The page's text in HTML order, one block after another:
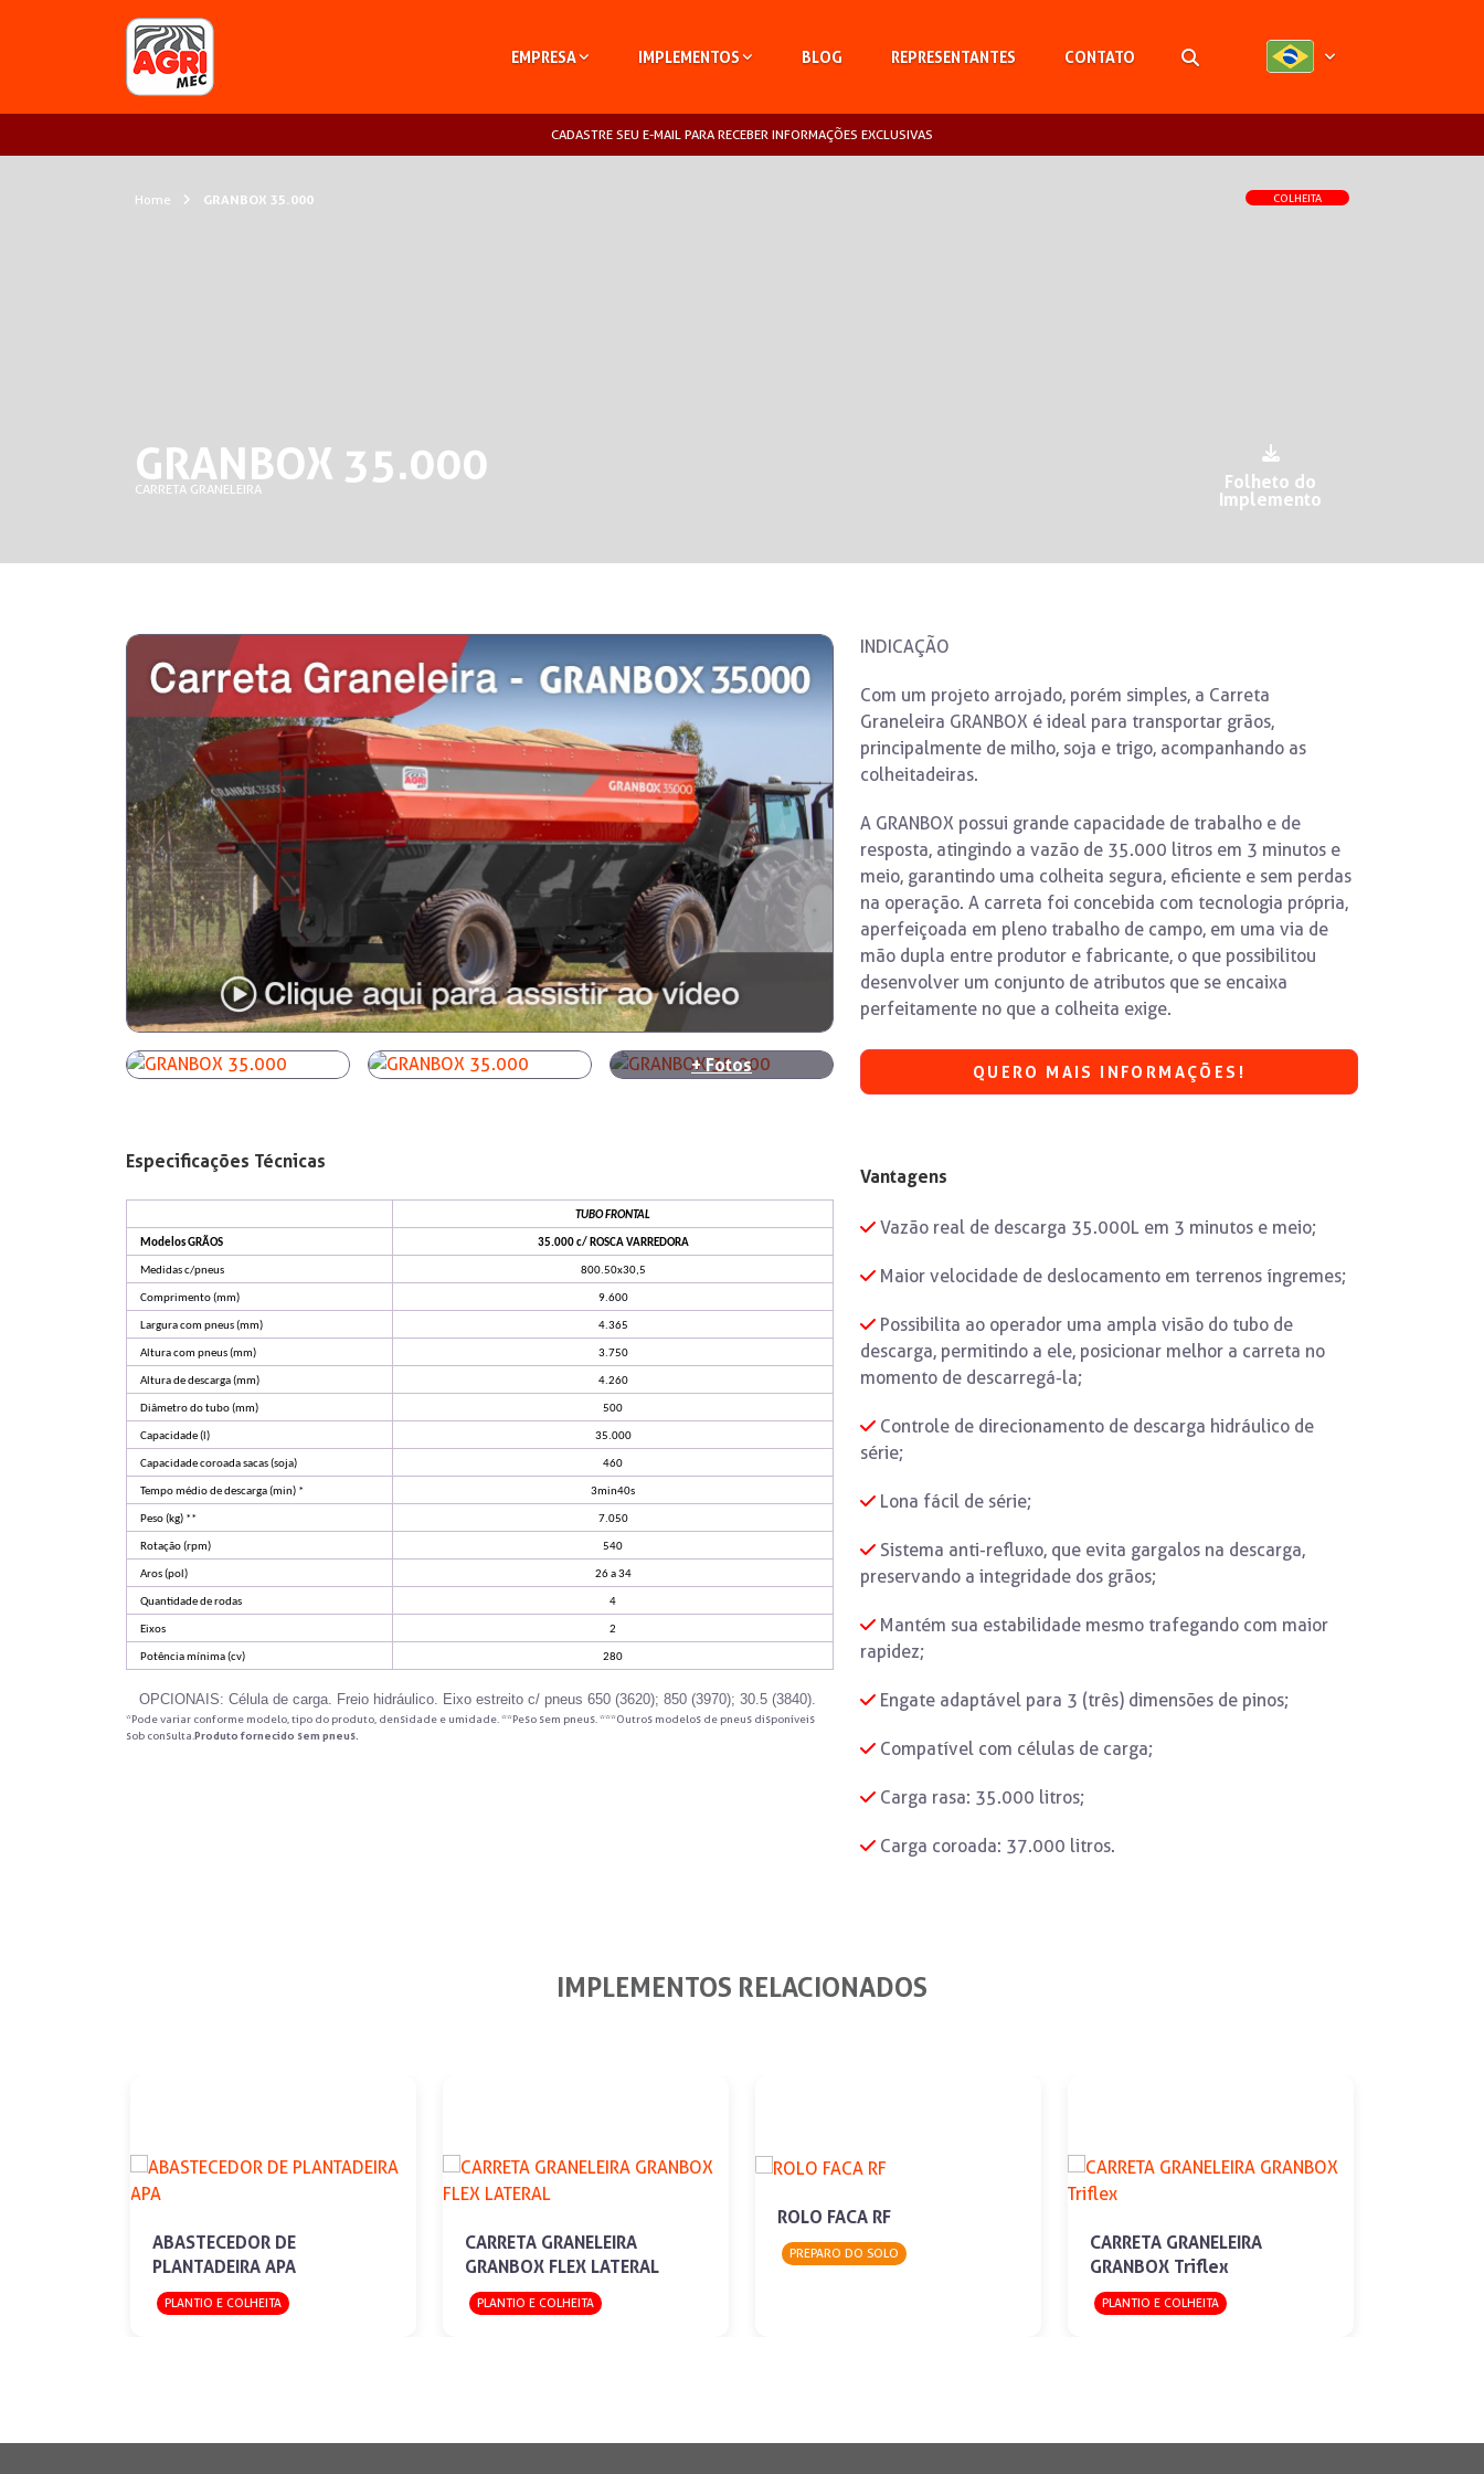
Pesquisar
EMPRESA IMPLEMENTOS BLOG REPRESENTANTES CONTATO
CADASTRE SEU E-MAIL PARA RECEBER INFORMAÇÕES EXCLUSIVAS
Home GRANBOX 35.000 COLHEITA
GRANBOX 35.000
CARRETA GRANELEIRA
Folheto do
Implemento
+Fotos
Especificações Técnicas
TUBO FRONTAL
Modelos GRÃOS 35.000 c/ ROSCA VARREDORA
Medidas c/pneus 800.50x30,5
Comprimento (mm) 9.600
Largura com pneus (mm) 4.365
Altura com pneus (mm) 3.750
Altura de descarga (mm) 4.260
Diâmetro do tubo (mm) 500
Capacidade (l) 35.000
Capacidade coroada sacas (soja) 460
Tempo médio de descarga (min) * 3min40s
Peso (kg) ** 7.050
Rotação (rpm) 540
Aros (pol) 26 a 34
Quantidade de rodas 4
Eixos 2
Potência mínima (cv) 280
OPCIONAIS: Célula de carga. Freio hidráulico. Eixo estreito c/ pneus 650 (3620); 850 (3970); 30.5 (3840).
*Pode variar conforme modelo, tipo do produto, densidade e umidade. **Peso sem pneus. ***Outros modelos de pneus disponíveis
sob consulta.Produto fornecido sem pneus.
INDICAÇÃO
Com um projeto arrojado, porém simples, a Carreta
Graneleira GRANBOX é ideal para transportar grãos,
principalmente de milho, soja e trigo, acompanhando as
colheitadeiras.
A GRANBOX possui grande capacidade de trabalho e de
resposta, atingindo a vazão de 35.000 litros em 3 minutos e
meio, garantindo uma colheita segura, eficiente e sem perdas
na operação. A carreta foi concebida com tecnologia própria,
aperfeiçoada em pleno trabalho de campo, em uma via de
mão dupla entre produtor e fabricante, o que possibilitou
desenvolver um conjunto de atributos que se encaixa
perfeitamente no que a colheita exige.
QUERO MAIS INFORMAÇÕES!
Vantagens
Vazão real de descarga 35.000L em 3 minutos e meio;
Maior velocidade de deslocamento em terrenos íngremes;
Possibilita ao operador uma ampla visão do tubo de
descarga, permitindo a ele, posicionar melhor a carreta no
momento de descarregá-la;
Controle de direcionamento de descarga hidráulico de
série;
Lona fácil de série;
Sistema anti-refluxo, que evita gargalos na descarga,
preservando a integridade dos grãos;
Mantém sua estabilidade mesmo trafegando com maior
rapidez;
Engate adaptável para 3 (três) dimensões de pinos;
Compatível com células de carga;
Carga rasa: 35.000 litros;
Carga coroada: 37.000 litros.
IMPLEMENTOS RELACIONADOS
ABASTECEDOR DE
PLANTADEIRA APA
PLANTIO E COLHEITA
CARRETA GRANELEIRA
GRANBOX FLEX LATERAL
PLANTIO E COLHEITA
ROLO FACA RF
PREPARO DO SOLO
CARRETA GRANELEIRA
GRANBOX Triflex
PLANTIO E COLHEITA